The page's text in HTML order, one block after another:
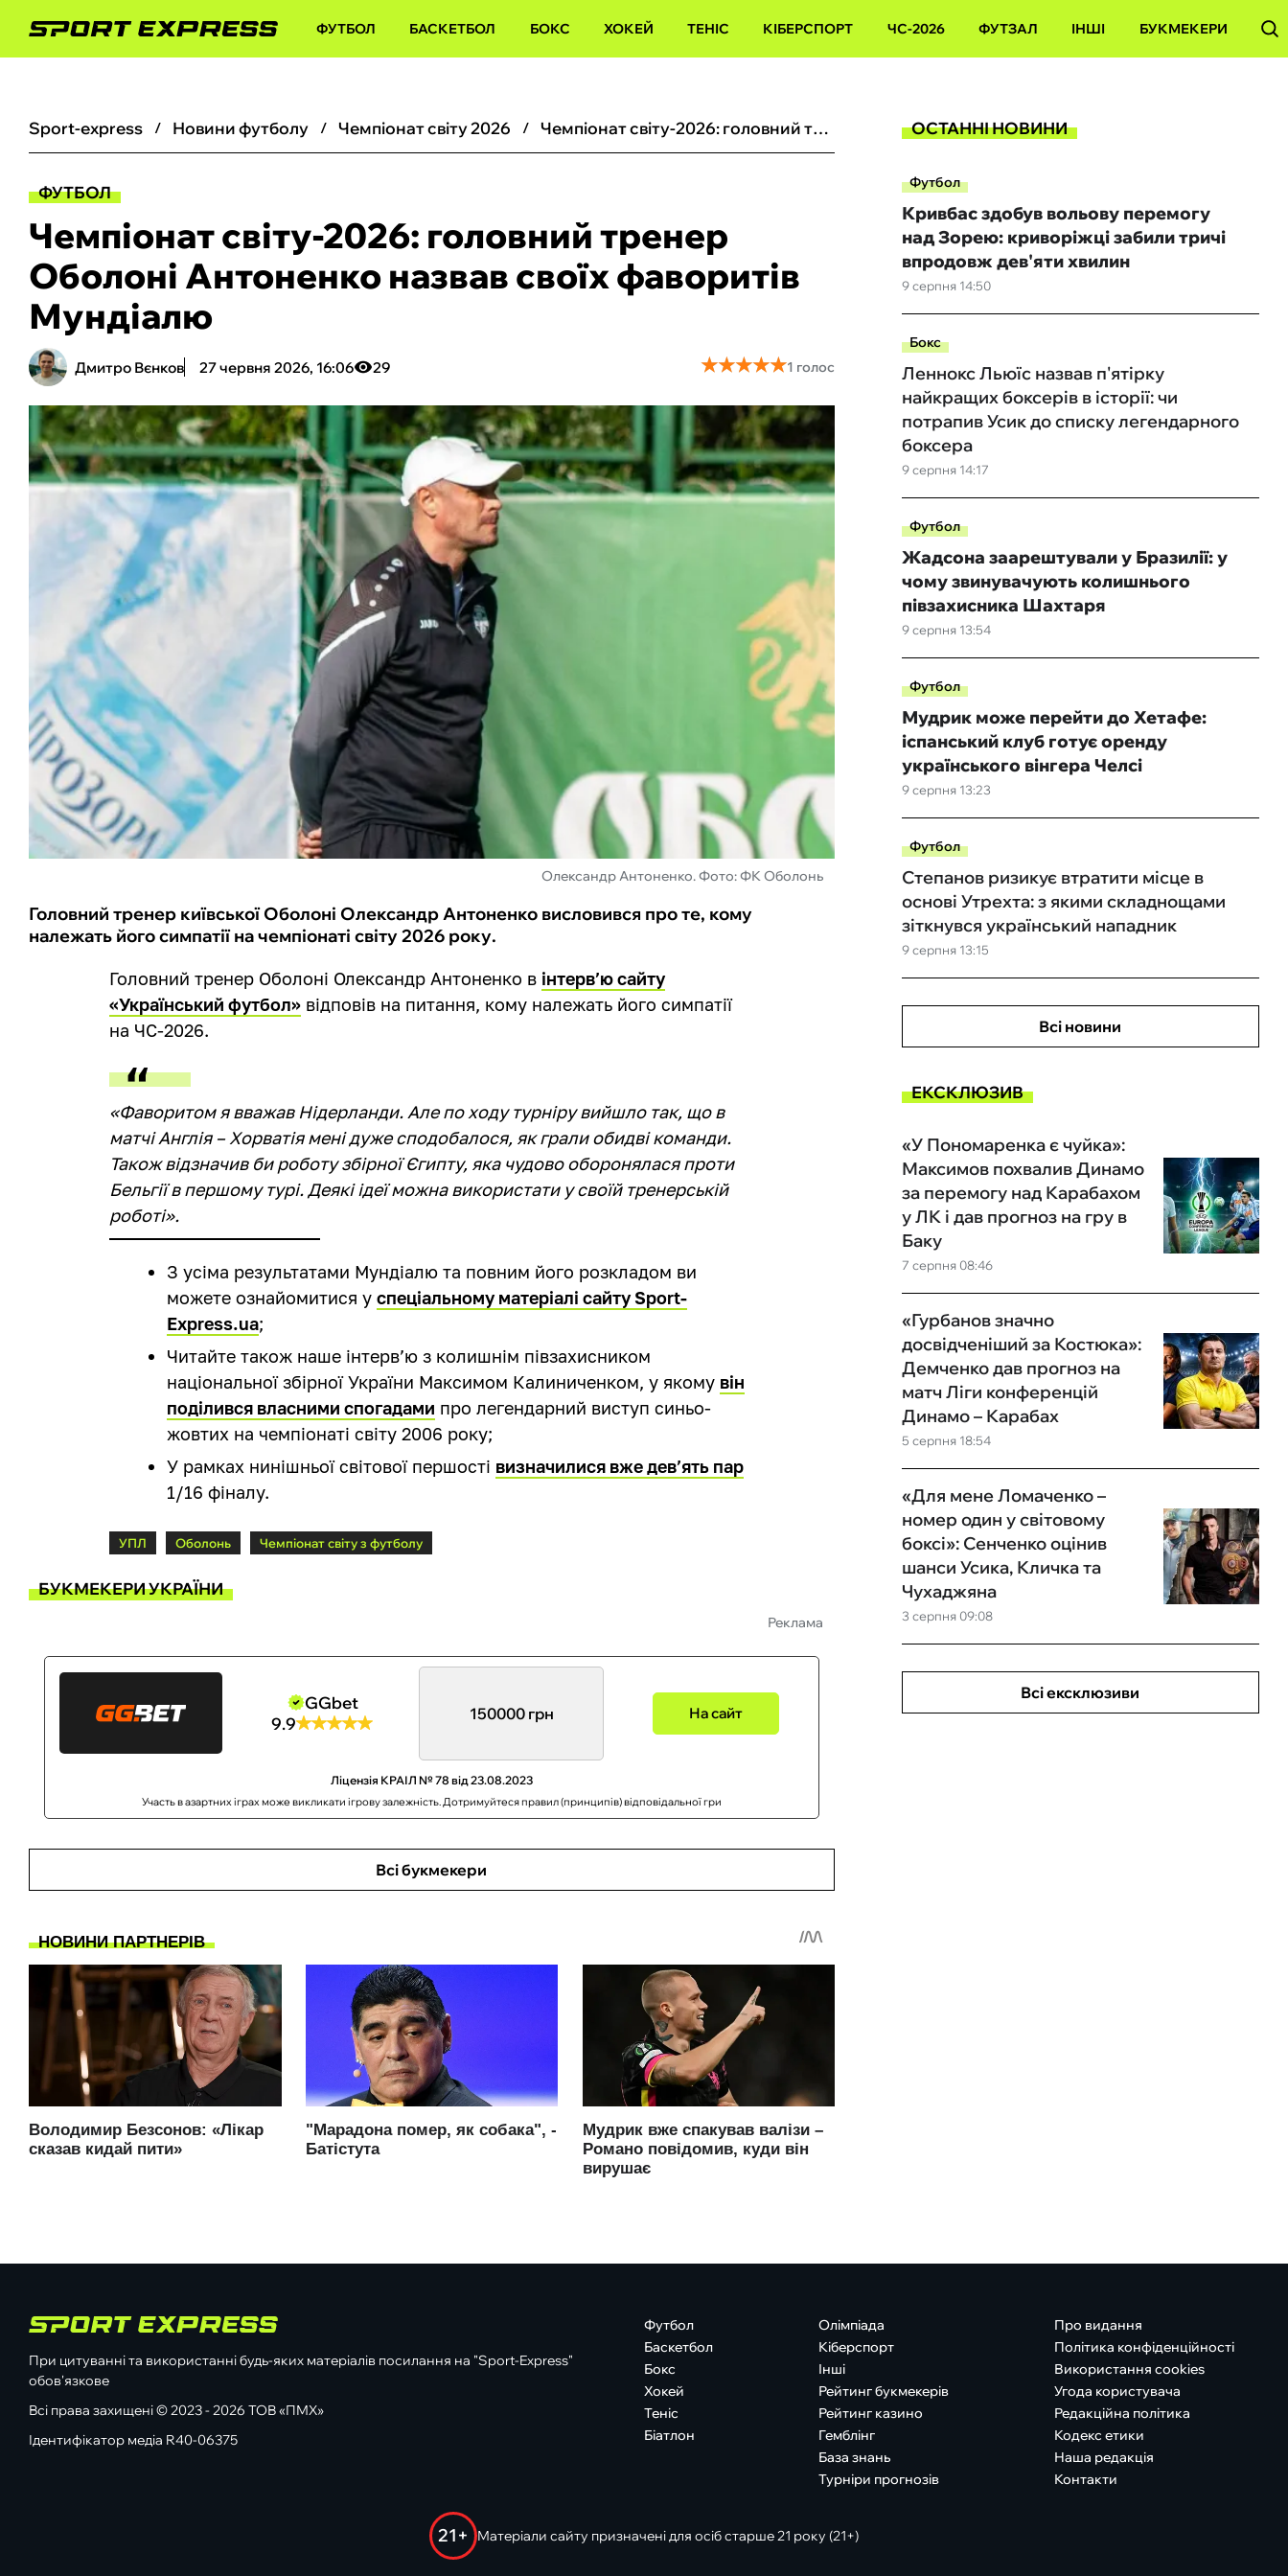
ФУТБОЛ БАСКЕТБОЛ БОКС ХОКЕЙ ТЕНІС КІБЕРСПОРТ ЧС-2026 ФУТЗАЛ ІНШІ БУКМЕКЕРИ
sport-express новини футболу чемпіонат світу 2026 Чемпіонат світу-2026: головний тренер Оболоні Антоненко назвав своїх фаворитів Мундіалю
ФУТБОЛ
Чемпіонат світу-2026: головний тренер
Оболоні Антоненко назвав своїх фаворитів
Мундіалю
Дмитро Вєнков 27 червня 2026, 16:06 29 ★★★★★
★★★★★1 голос
Олександр Антоненко. Фото: ФК Оболонь
Головний тренер київської Оболоні Олександр Антоненко висловився про те, кому
належать його симпатії на чемпіонаті світу 2026 року.
Головний тренер Оболоні Олександр Антоненко в інтерв’ю сайту
«Український футбол» відповів на питання, кому належать його симпатії
на ЧС-2026.
«Фаворитом я вважав Нідерланди. Але по ходу турніру вийшло так, що в
матчі Англія – Хорватія мені дуже сподобалося, як грали обидві команди.
Також відзначив би роботу збірної Єгипту, яка чудово оборонялася проти
Бельгії в першому турі. Деякі ідеї можна використати у своїй тренерській
роботі».
З усіма результатами Мундіалю та повним його розкладом ви
можете ознайомитися успеціальному матеріалі сайту Sport-
Express.ua;
Читайте також наше інтерв’ю з колишнім півзахисником
національної збірної України Максимом Калиниченком, у якому він
поділився власними спогадами про легендарний виступ синьо-
жовтих на чемпіонаті світу 2006 року;
У рамках нинішньої світової першості визначилися вже дев’ять пар
1/16 фіналу.
УПЛ Оболонь Чемпіонат світу з футболу
БУКМЕКЕРИ УКРАЇНИ
Реклама
GGbet
9.9
150000 грн На сайт
Ліцензія КРАІЛ № 78 від 23.08.2023
Участь в азартних іграх може викликати ігрову залежність. Дотримуйтеся правил (принципів) відповідальної гри
Всі букмекери
ОСТАННІ НОВИНИ
Футбол
9 серпня 14:50
Кривбас здобув вольову перемогу
над Зорею: криворіжці забили тричі
впродовж дев'яти хвилин
Бокс
9 серпня 14:17
Леннокс Льюїс назвав п'ятірку
найкращих боксерів в історії: чи
потрапив Усик до списку легендарного
боксера
Футбол
9 серпня 13:54
Жадсона заарештували у Бразилії: у
чому звинувачують колишнього
півзахисника Шахтаря
Футбол
9 серпня 13:23
Мудрик може перейти до Хетафе:
іспанський клуб готує оренду
українського вінгера Челсі
Футбол
9 серпня 13:15
Степанов ризикує втратити місце в
основі Утрехта: з якими складнощами
зіткнувся український нападник
Всі новини
ЕКСКЛЮЗИВ
7 серпня 08:46
«У Пономаренка є чуйка»:
Максимов похвалив Динамо
за перемогу над Карабахом
у ЛК і дав прогноз на гру в
Баку
5 серпня 18:54
«Гурбанов значно
досвідченіший за Костюка»:
Демченко дав прогноз на
матч Ліги конференцій
Динамо – Карабах
3 серпня 09:08
«Для мене Ломаченко –
номер один у світовому
боксі»: Сенченко оцінив
шанси Усика, Кличка та
Чухаджяна
Всі ексклюзиви
При цитуванні та використанні будь-яких матеріалів посилання на "Sport-Express"
обов'язкове
Всі права захищені © 2023 - 2026 ТОВ «ПМХ»
Ідентифікатор медіа R40-06375
Футбол
Баскетбол
Бокс
Хокей
Теніс
Біатлон
Олімпіада
Кіберспорт
Інші
Рейтинг букмекерів
Рейтинг казино
Гемблінг
База знань
Турніри прогнозів
Про видання
Політика конфіденційності
Використання cookies
Угода користувача
Редакційна політика
Кодекс етики
Наша редакція
Контакти
21+ Матеріали сайту призначені для осіб старше 21 року (21+)